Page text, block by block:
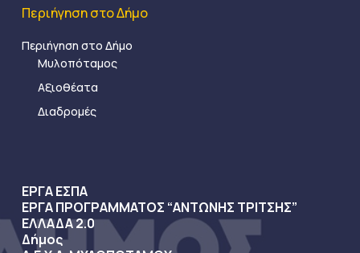
Περιήγηση στο Δήμο
Περιήγηση στο Δήμο
Μυλοπόταμος
Αξιοθέατα
Διαδρομές
ΕΡΓΑ ΕΣΠΑ
ΕΡΓΑ ΠΡΟΓΡΑΜΜΑΤΟΣ “ΑΝΤΩΝΗΣ ΤΡΙΤΣΗΣ”
ΕΛΛΑΔΑ 2.0
Δήμος